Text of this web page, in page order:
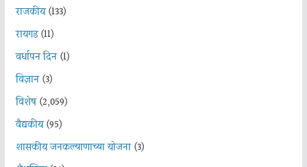
राजकीय(133)
रायगड(11)
वर्धापन दिन(1)
विज्ञान(3)
विशेष(2,059)
वैद्यकीय(95)
शासकीय जनकल्याणाच्या योजना(3)